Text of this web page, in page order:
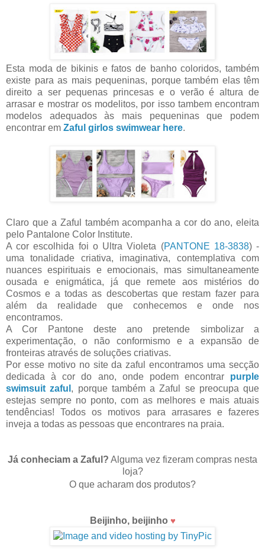
Esta moda de bikinis e fatos de banho coloridos, também
existe para as mais pequeninas, porque também elas têm
direito a ser pequenas princesas e o verão é altura de
arrasar e mostrar os modelitos, por isso tambem encontram
modelos adequados às mais pequeninas que podem
encontrar em Zaful girlos swimwear here.
Claro que a Zaful também acompanha a cor do ano, eleita
pelo Pantalone Color Institute.
A cor escolhida foi o Ultra Violeta (PANTONE 18-3838) -
uma tonalidade criativa, imaginativa, contemplativa com
nuancesespirituais e emocionais, massimultaneamente
ousada e enigmática, já que remete aos mistérios do
Cosmos e a todas as descobertas que restam fazer para
além da realidade que conhecemos e onde nos
encontramos.
A Cor Pantone desteano pretende simbolizar a
experimentação, o não conformismo e a expansão de
fronteiras através de soluções criativas.
Por esse motivo no site da zaful encontramos uma secção
dedicada à cor do ano, onde podem encontrar purple
swimsuit zaful , porque também a Zaful se preocupa que
estejas sempre no ponto, com as melhores e mais atuais
tendências! Todos os motivos para arrasares e fazeres
inveja a todas as pessoas que encontrares na praia.
Já conheciam a Zaful? Alguma vez fizeram compras nesta
loja?
O que acharam dos produtos?
Beijinho, beijinho ♥